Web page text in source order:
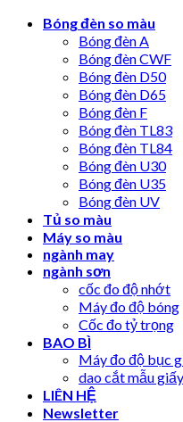
Skip
Bóng đèn so màu
Bóng đèn A
Bóng đèn CWF
Bóng đèn D50
Bóng đèn D65
Bóng đèn F
Bóng đèn TL83
Bóng đèn TL84
Bóng đèn U30
Bóng đèn U35
Bóng đèn UV
Tủ so màu
Máy so màu
ngành may
ngành sơn
cốc đo độ nhớt
Máy đo độ bóng
Cốc đo tỷ trọng
BAO BÌ
Máy đo độ bục
dao cắt mẫu giấy
LIÊN HỆ
Newsletter